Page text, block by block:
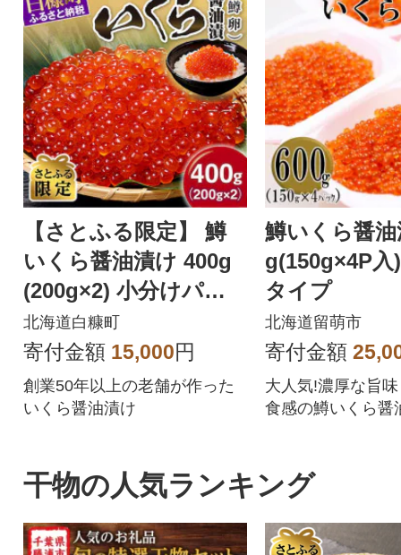
【さとふる限定】 鱒
いくら醤油漬け 400g
(200g×2) 小分けパッ
ク
北海道白糠町
寄付金額 15,000円
創業50年以上の老舗が作った
いくら醤油漬け
鱒いくら醤
g(150g×4P入
タイプ
北海道留萌市
寄付金額
大人気!濃厚な旨
食感の鱒いくら醤
干物の人気ランキング